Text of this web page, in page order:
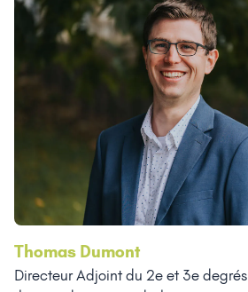
Thomas Dumont
Directeur Adjoint du 2e et 3e degrés